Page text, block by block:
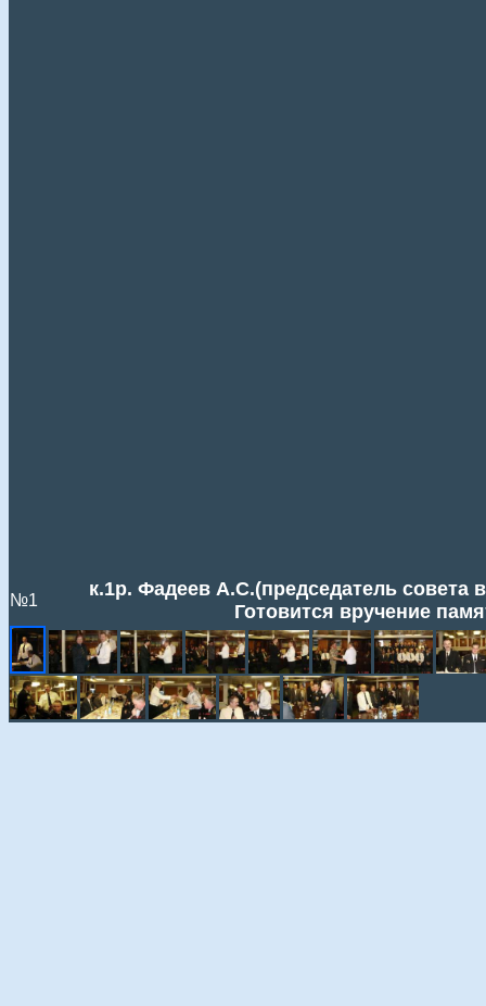
№1
к.1р. Фадеев А.С.(председатель совета
Готовится вручение